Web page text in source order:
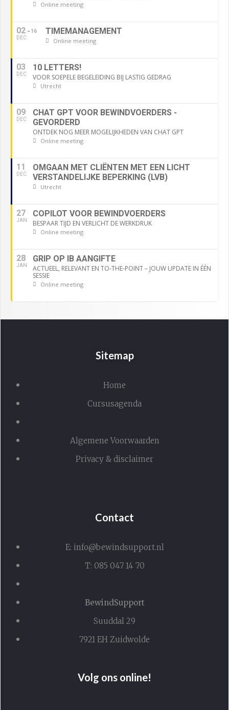
Online meeting
02
DEC
16 TIMEMANAGEMENT
Online meeting
03
DEC
10 LETTERS!
VOOR SOEPELE BEGELEIDING BIJ LASTIG GEDRAG
Utrecht
09
DEC
CHAT GPT VOOR BEWINDVOERDERS -
GEVORDERD
ONTDEK NOG MEER MOGELIJKHEDEN VAN CHAT GPT
Online meeting
11
DEC
OMGAAN MET CLIËNTEN MET EEN LICHT
VERSTANDELIJKE BEPERKING (LVB)
Utrecht
27
JAN
COPILOT VOOR BEWINDVOERDERS
BESPAAR TIJD EN VERLICHT DE WERKDRUK
Online meeting
28
JAN
GRIP OP IB AANGIFTE
ACTUEEL, RELEVANT EN TO-THE-POINT – JOUW UPDATE IN ÉÉN
SESSIE
Online meeting
Sitemap
Home
Cursusagenda
Algemene Voorwaarden
Privacy & disclaimer
Contact
E: info@bewindsupport.nl
T: 085 047 14 70
BewindSupport
Suuddal 29
7921 EH Zuidwolde
Volg ons online!